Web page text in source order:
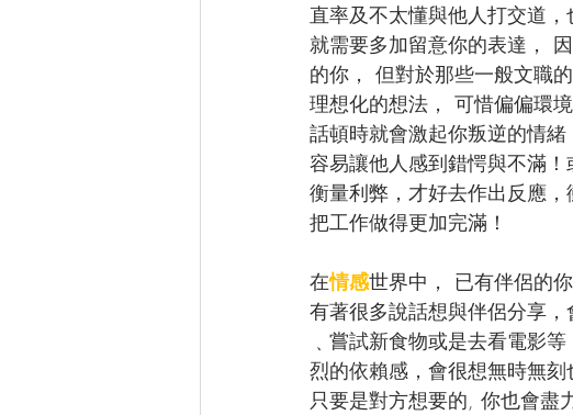
直率及不太懂與他人打交道
就需要多加留意你的表達，
的你， 但對於那些一般文職
理想化的想法， 可惜偏偏環
話頓時就會激起你叛逆的情
容易讓他人感到錯愕與不滿
衡量利弊，才好去作出反應
把工作做得更加完滿！
在情感世界中， 已有伴侶的
有著很多說話想與伴侶分享
﹑嘗試新食物或是去看電影
烈的依賴感，會很想無時無
只要是對方想要的, 你也會盡